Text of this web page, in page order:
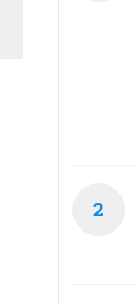
2